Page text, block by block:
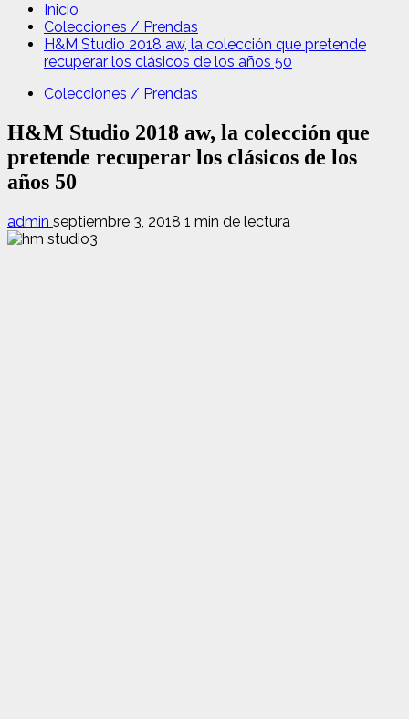
Inicio
Colecciones / Prendas
H&M Studio 2018 aw, la colección que pretende
recuperar los clásicos de los años 50
Colecciones / Prendas
H&M Studio 2018 aw, la colección que
pretende recuperar los clásicos de los
años 50
admin septiembre 3, 2018 1 min de lectura